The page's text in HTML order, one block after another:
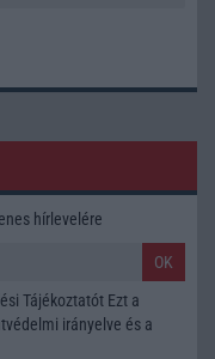
hírlevelére
OK
Tájékoztatót Ezt a
irányelve és a